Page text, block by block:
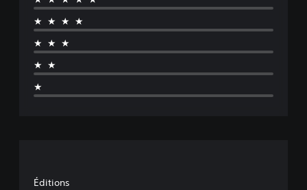
★★★★
★★★
★★
★
Éditions